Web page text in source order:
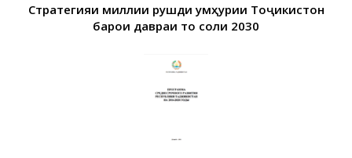
Стратегияи миллии рушди Ҷумҳурии Тоҷикистон
барои давраи то соли 2030